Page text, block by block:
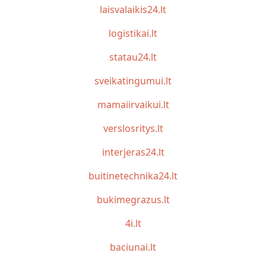
laisvalaikis24.lt
logistikai.lt
statau24.lt
sveikatingumui.lt
mamaiirvaikui.lt
verslosritys.lt
interjeras24.lt
buitinetechnika24.lt
bukimegrazus.lt
4i.lt
baciunai.lt